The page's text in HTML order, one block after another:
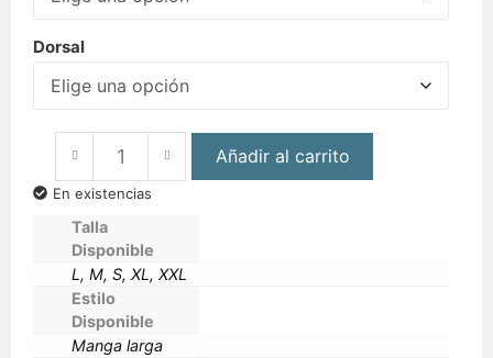
Dorsal
Añadir al carrito
En existencias
Talla
Disponible
L, M, S, XL, XXL
Estilo
Disponible
Manga larga